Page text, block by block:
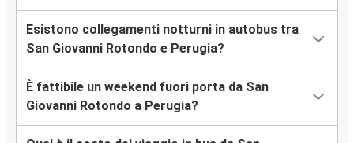
Esistono collegamenti notturni in autobus tra
San Giovanni Rotondo e Perugia?
È fattibile un weekend fuori porta da San
Giovanni Rotondo a Perugia?